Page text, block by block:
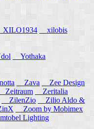
xilobis
Yothaka
Zava
Zee Design
Zeitraum
Zeritalia
ZilenZio
Zilio Aldo &
Zoom by Mobimex
Lighting